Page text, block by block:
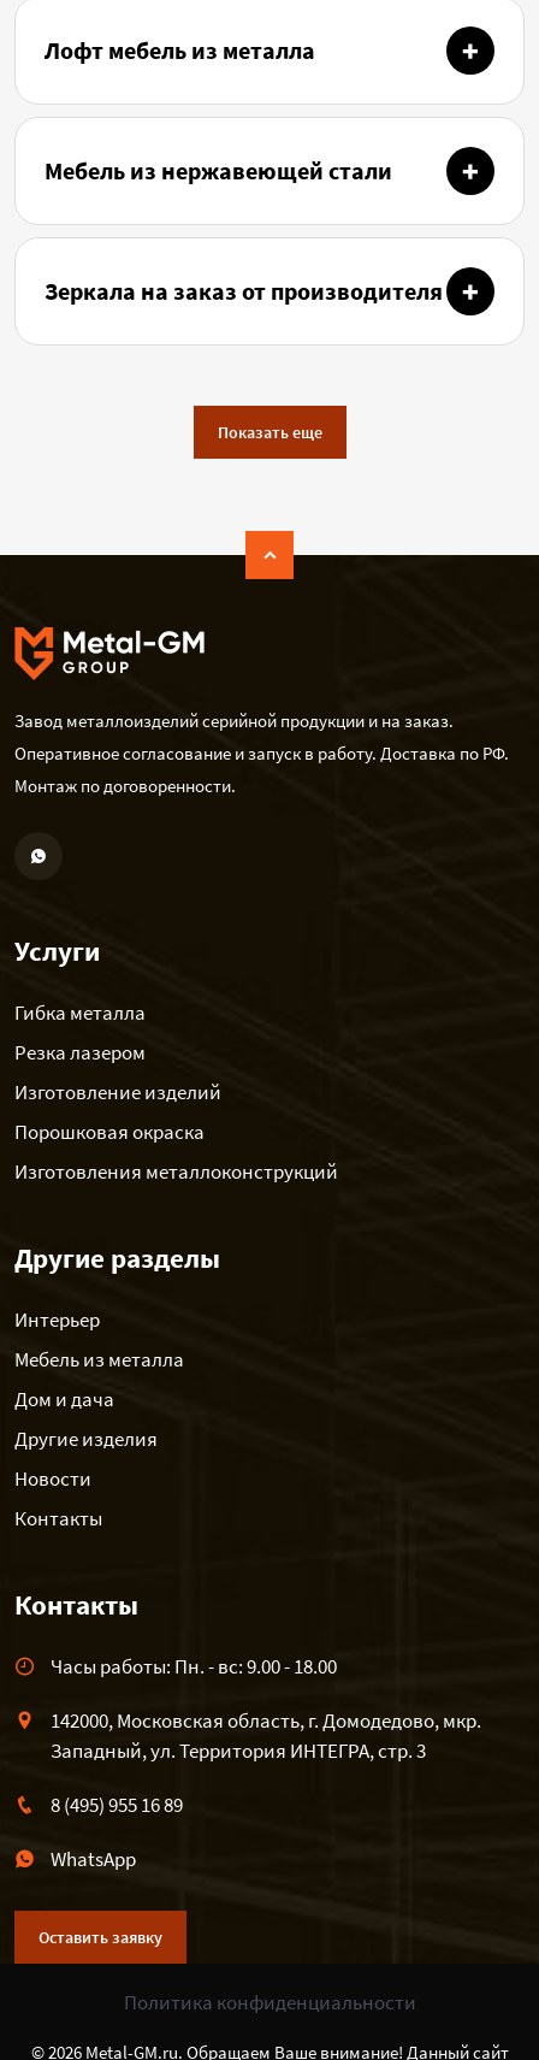
Лофт мебель из металла
Мебель из нержавеющей стали
Зеркала на заказ от производителя
Показать еще
Завод металлоизделий серийной продукции и на заказ.
Оперативное согласование и запуск в работу. Доставка по РФ.
Монтаж по договоренности.
Услуги
Гибка металла
Резка лазером
Изготовление изделий
Порошковая окраска
Изготовления металлоконструкций
Другие разделы
Интерьер
Мебель из металла
Дом и дача
Другие изделия
Новости
Контакты
Контакты
Часы работы: Пн. - вс: 9.00 - 18.00
142000, Московская область, г. Домодедово, мкр.
Западный, ул. Территория ИНТЕГРА, стр. 3
8 (495) 955 16 89
WhatsApp
Оставить заявку
Политика конфиденциальности
© 2026 Metal-GM.ru. Обращаем Ваше внимание! Данный сайт